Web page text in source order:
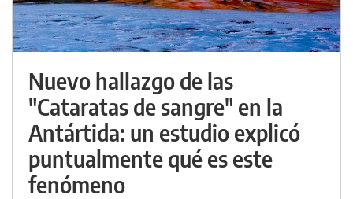
Nuevo hallazgo de las
"Cataratas de sangre" en la
Antártida: un estudio explicó
puntualmente qué es este
fenómeno